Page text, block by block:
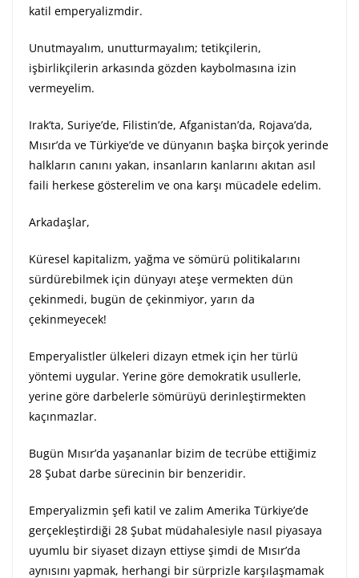
katil emperyalizmdir.
Unutmayalım, unutturmayalım; tetikçilerin,
işbirlikçilerin arkasında gözden kaybolmasına izin
vermeyelim.
Irak’ta, Suriye’de, Filistin’de, Afganistan’da, Rojava’da,
Mısır’da ve Türkiye’de ve dünyanın başka birçok yerinde
halkların canını yakan, insanların kanlarını akıtan asıl
faili herkese gösterelim ve ona karşı mücadele edelim.
Arkadaşlar,
Küresel kapitalizm, yağma ve sömürü politikalarını
sürdürebilmek için dünyayı ateşe vermekten dün
çekinmedi, bugün de çekinmiyor, yarın da
çekinmeyecek!
Emperyalistler ülkeleri dizayn etmek için her türlü
yöntemi uygular. Yerine göre demokratik usullerle,
yerine göre darbelerle sömürüyü derinleştirmekten
kaçınmazlar.
Bugün Mısır’da yaşananlar bizim de tecrübe ettiğimiz
28 Şubat darbe sürecinin bir benzeridir.
Emperyalizmin şefi katil ve zalim Amerika Türkiye’de
gerçekleştirdiği 28 Şubat müdahalesiyle nasıl piyasaya
uyumlu bir siyaset dizayn ettiyse şimdi de Mısır’da
aynısını yapmak, herhangi bir sürprizle karşılaşmamak